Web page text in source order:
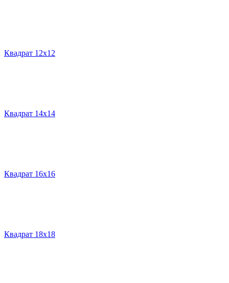
Квадрат 12х12
Квадрат 14х14
Квадрат 16х16
Квадрат 18х18